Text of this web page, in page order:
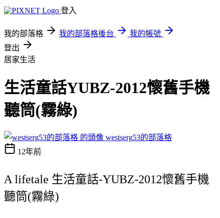
登入
我的部落格 我的部落格後台
我的帳號
登出
居家生活
生活童話YUBZ-2012懷舊手機
聽筒(霧綠)
westserg53的部落格
12年前
A lifetale 生活童話-YUBZ-2012懷舊手機
聽筒(霧綠)